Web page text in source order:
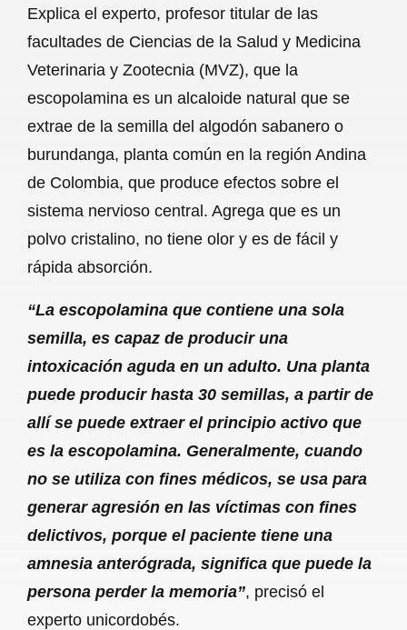
Explica el experto, profesor titular de las
facultades de Ciencias de la Salud y Medicina
Veterinaria y Zootecnia (MVZ), que la
escopolamina es un alcaloide natural que se
extrae de la semilla del algodón sabanero o
burundanga, planta común en la región Andina
de Colombia, que produce efectos sobre el
sistema nervioso central. Agrega que es un
polvo cristalino, no tiene olor y es de fácil y
rápida absorción.
“La escopolamina que contiene una sola
semilla, es capaz de producir una
intoxicación aguda en un adulto. Una planta
puede producir hasta 30 semillas, a partir de
allí se puede extraer el principio activo que
es la escopolamina. Generalmente, cuando
no se utiliza con fines médicos, se usa para
generar agresión en las víctimas con fines
delictivos, porque el paciente tiene una
amnesia anterógrada, significa que puede la
persona perder la memoria”, precisó el
experto unicordobés.